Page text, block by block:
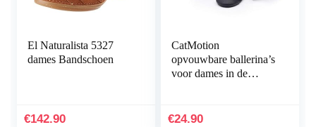
El Naturalista 5327
dames Bandschoen
€142.90
CatMotion
opvouwbare ballerina’s
voor dames in de
€24.90